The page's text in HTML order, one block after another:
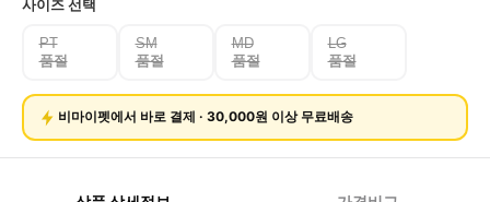
사이즈선택
PT
품절
SM
품절
MD
품절
LG
품절
비마이펫에서 바로 결제 · 30,000원 이상 무료배송